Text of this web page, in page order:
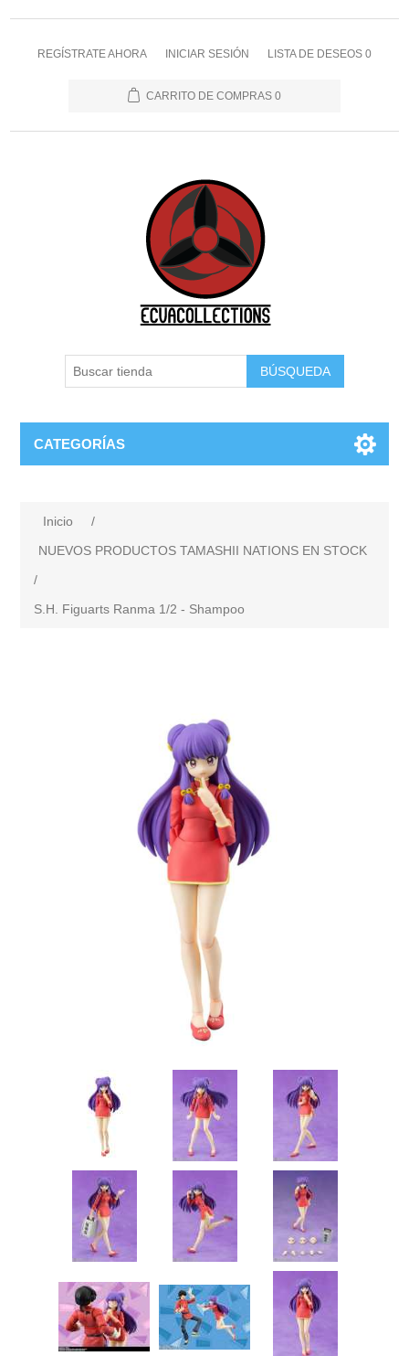
REGÍSTRATE AHORA INICIAR SESIÓN LISTA DE DESEOS 0
CARRITO DE COMPRAS 0
BÚSQUEDA
CATEGORÍAS
Inicio
/
NUEVOS PRODUCTOS TAMASHII NATIONS EN STOCK
/
S.H. Figuarts Ranma 1/2 - Shampoo